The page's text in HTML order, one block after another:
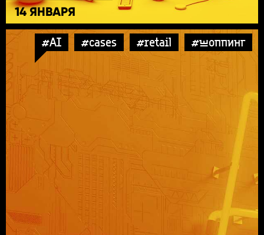
14 ЯНВАРЯ
#AI #cases #retail #шоппинг